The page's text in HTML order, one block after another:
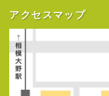
アクセスマップ